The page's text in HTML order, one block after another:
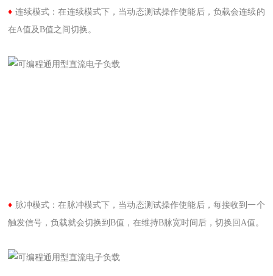
♦ 连续模式：在连续模式下，当动态测试操作使能后，负载会连续的
在A值及B值之间切换。
♦ 脉冲模式：在脉冲模式下，当动态测试操作使能后，每接收到一个
触发信号，负载就会切换到B值，在维持B脉宽时间后，切换回A值。